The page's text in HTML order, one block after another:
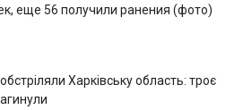
еще 56 получили ранения (фото)
Харківську область: троє